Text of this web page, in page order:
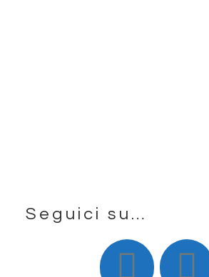
Footer
Seguici su…